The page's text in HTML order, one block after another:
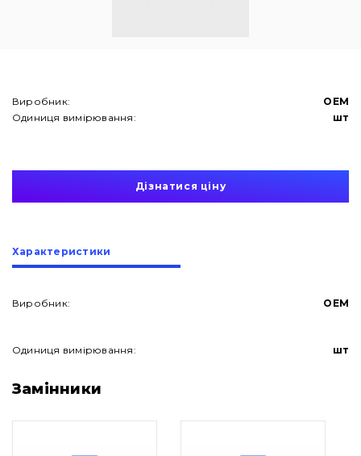
Про нас
Виробник:
OEM
Одиниця вимірювання:
шт
Дізнатися ціну
Характеристики
Виробник: OEM
Одиниця вимірювання: шт
Замінники